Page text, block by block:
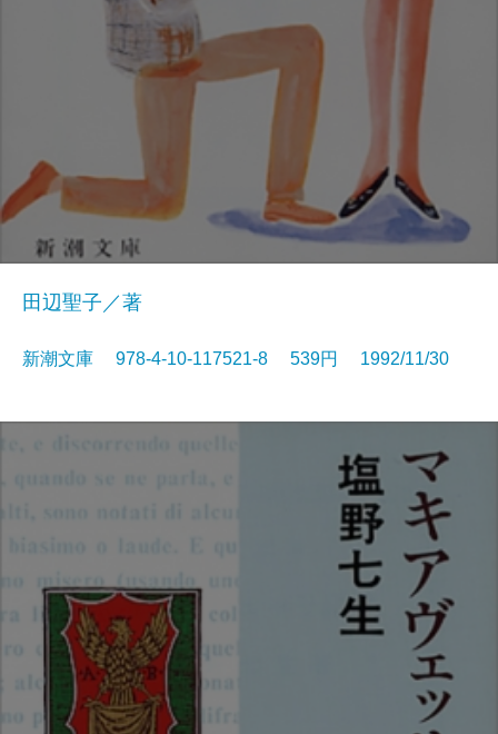
田辺聖子／著
新潮文庫 978-4-10-117521-8 539円 1992/11/30